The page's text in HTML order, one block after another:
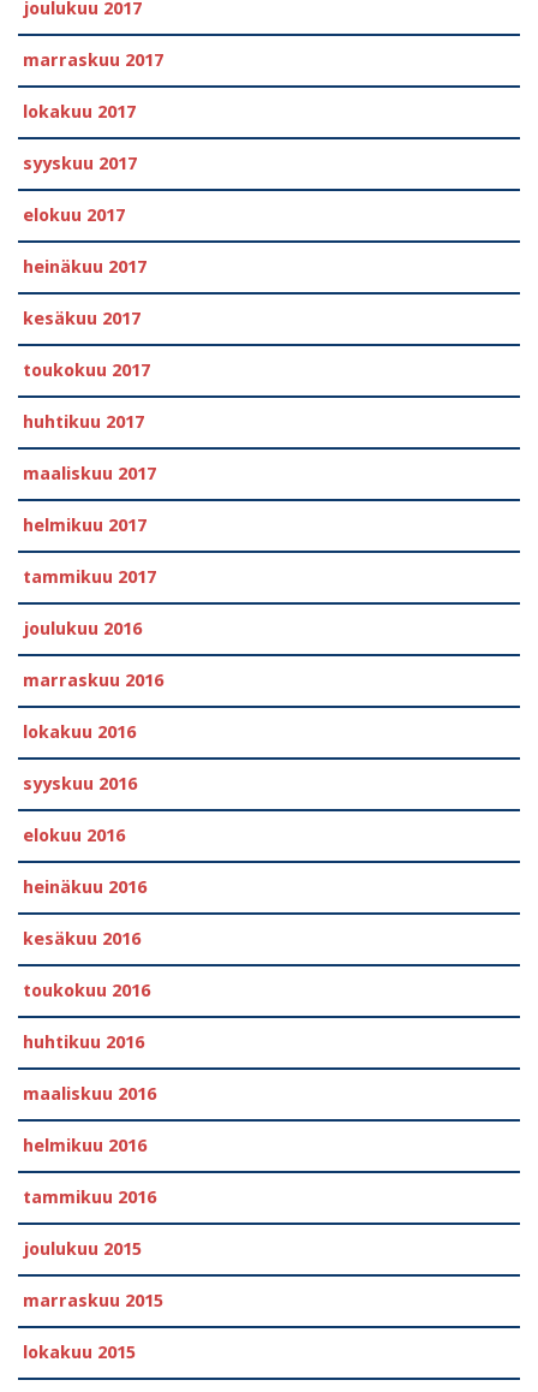
joulukuu 2017
marraskuu 2017
lokakuu 2017
syyskuu 2017
elokuu 2017
heinäkuu 2017
kesäkuu 2017
toukokuu 2017
huhtikuu 2017
maaliskuu 2017
helmikuu 2017
tammikuu 2017
joulukuu 2016
marraskuu 2016
lokakuu 2016
syyskuu 2016
elokuu 2016
heinäkuu 2016
kesäkuu 2016
toukokuu 2016
huhtikuu 2016
maaliskuu 2016
helmikuu 2016
tammikuu 2016
joulukuu 2015
marraskuu 2015
lokakuu 2015